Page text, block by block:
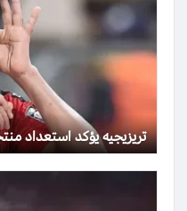
تريزيجيه يؤكد استعداد